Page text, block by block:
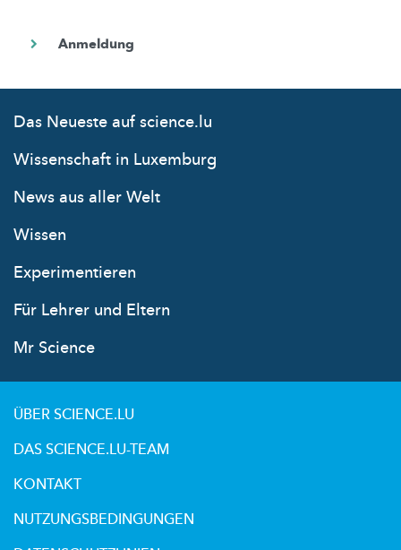
Das Neueste auf science.lu
Wissenschaft in Luxemburg
News aus aller Welt
Wissen
Experimentieren
Für Lehrer und Eltern
Mr Science
ÜBER SCIENCE.LU
DAS SCIENCE.LU-TEAM
KONTAKT
NUTZUNGSBEDINGUNGEN